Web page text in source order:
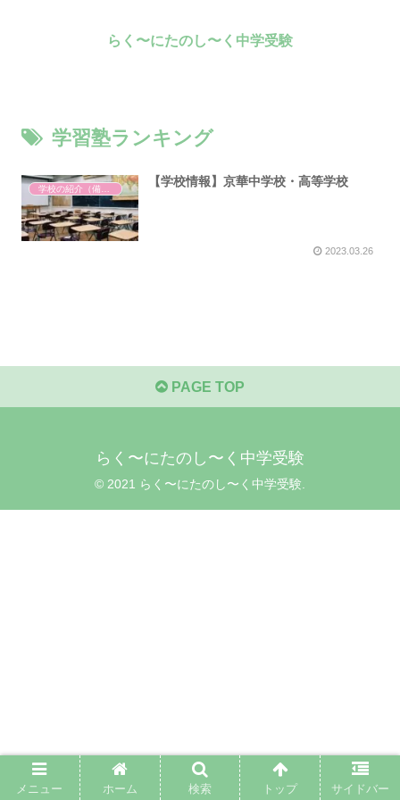
らく〜にたのし〜く中学受験
学習塾ランキング
【学校情報】京華中学校・高等学校
2023.03.26
PAGE TOP
らく〜にたのし〜く中学受験
© 2021 らく〜にたのし〜く中学受験.
メニュー ホーム 検索 トップ サイドバー